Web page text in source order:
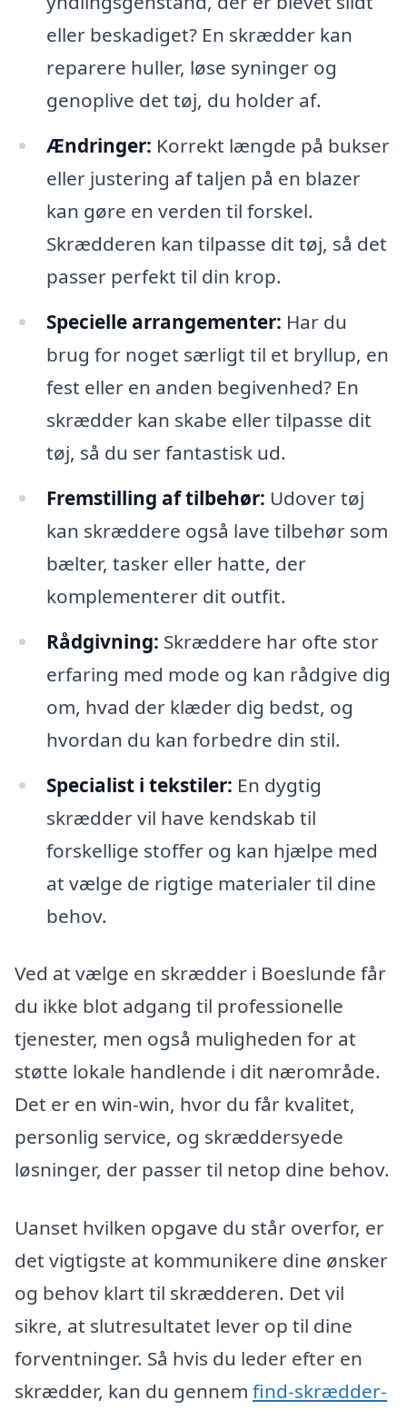
eller beskadiget? En skrædder kan
reparere huller, løse syninger og
genoplive det tøj, du holder af.
Ændringer: Korrekt længde på bukser
eller justering af taljen på en blazer
kan gøre en verden til forskel.
Skrædderen kan tilpasse dit tøj, så det
passer perfekt til din krop.
Specielle arrangementer: Har du
brug for noget særligt til et bryllup, en
fest eller en anden begivenhed? En
skrædder kan skabe eller tilpasse dit
tøj, så du ser fantastisk ud.
Fremstilling af tilbehør: Udover tøj
kan skræddere også lave tilbehør som
bælter, tasker eller hatte, der
komplementerer dit outfit.
Rådgivning: Skræddere har ofte stor
erfaring med mode og kan rådgive dig
om, hvad der klæder dig bedst, og
hvordan du kan forbedre din stil.
Specialist i tekstiler: En dygtig
skrædder vil have kendskab til
forskellige stoffer og kan hjælpe med
at vælge de rigtige materialer til dine
behov.
Ved at vælge en skrædder i Boeslunde får
du ikke blot adgang til professionelle
tjenester, men også muligheden for at
støtte lokale handlende i dit nærområde.
Det er en win-win, hvor du får kvalitet,
personlig service, og skræddersyede
løsninger, der passer til netop dine behov.
Uanset hvilken opgave du står overfor, er
det vigtigste at kommunikere dine ønsker
og behov klart til skrædderen. Det vil
sikre, at slutresultatet lever op til dine
forventninger. Så hvis du leder efter en
skrædder, kan du gennem find-skrædder-